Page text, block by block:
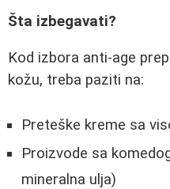
Šta izbegavati?
Kod izbora anti-age
kožu, treba paziti na:
Preteške kreme sa
Proizvode sa
mineralna ulja)